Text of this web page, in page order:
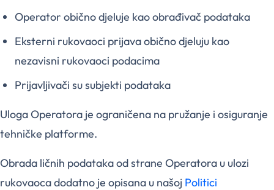
Operator obično djeluje kao obrađivač podataka
Eksterni rukovaoci prijava obično djeluju kao
nezavisni rukovaoci podacima
Prijavljivači su subjekti podataka
Uloga Operatora je ograničena na pružanje i osiguranje
tehničke platforme.
Obrada ličnih podataka od strane Operatora u ulozi
rukovaoca dodatno je opisana u našoj Politici